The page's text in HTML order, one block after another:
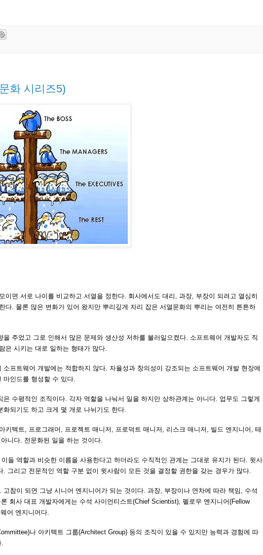
화 시리즈5)
이면 서로 나이를 비교하고 서열을 정한다. 회사에서도 대리, 과장, 부장이 되려고 열심히
다. 물론 많은 변화가 있어 왔지만 뿌리깊게 자리 잡은 서열문화의 뿌리는 여전히 튼튼하
주었고 그로 인해서 많은 문제와 생산성 저하를 불러일으켰다. 소프트웨어 개발자도 직
은 시키는 대로 일하는 형태가 많다.
프트웨어 개발에는 적합하지 않다. 자율성과 창의성이 강조되는 소프트웨어 개발 현장에
마인드를 형성할 수 있다.
수평적인 조직이다. 각자 역할을 나눠서 일을 하지만 상하관계는 아니다. 업무도 그렇게
되기도 하고 크게 몇 개로 나뉘기도 한다.
키텍트, 프로그래머, 프로젝트 매니저, 프로덕트 매니저, 리스크 매니저, 빌드 엔지니어, 테
니다. 전문화된 일을 하는 것이다.
들 역할과 비슷한 이름을 사용한다고 하더라도 수직적인 관계는 그대로 유지가 된다. 윗사
그리고 전문적인 역할 구분 없이 윗사람이 모든 것을 결정할 권한을 갖는 경우가 많다.
참이 되면 그냥 시니어 엔지니어가 되는 것이다. 과장, 부장이나 연차에 따라 책임, 수석
회사 대표 개발자에게는 수석 사이언티스트(Chief Scientist), 펠로우 엔지니어(Fellow
어 엔지니어다.
나 아키텍트 그룹(Architect Group) 등의 조직이 있을 수 있지만 능력과 경험에 따
.